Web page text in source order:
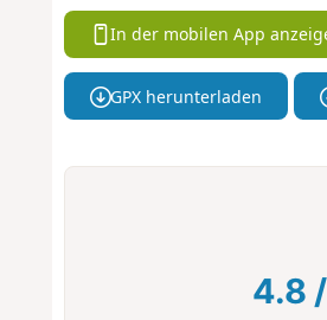
In der mobilen App
GPX herunterladen
4.8 /